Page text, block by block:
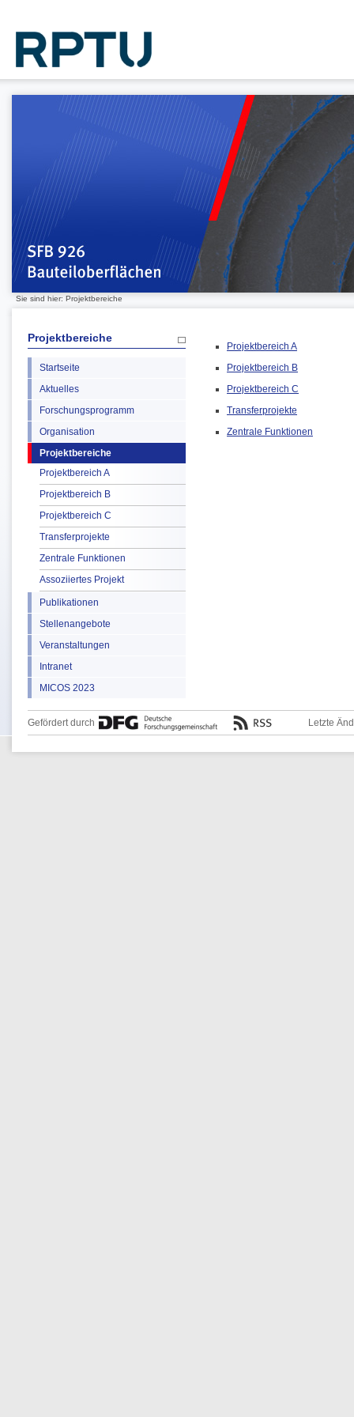
Sie sind hier: Projektbereiche
Projektbereiche
Startseite
Aktuelles
Forschungsprogramm
Organisation
Projektbereiche
Projektbereich A
Projektbereich B
Projektbereich C
Transferprojekte
Zentrale Funktionen
Assoziiertes Projekt
Publikationen
Stellenangebote
Veranstaltungen
Intranet
MICOS 2023
Projektbereich A
Projektbereich B
Projektbereich C
Transferprojekte
Zentrale Funktionen
Gefördert durch Letzte